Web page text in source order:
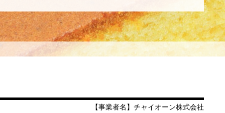
【事業者名】チャイオーン株式会社